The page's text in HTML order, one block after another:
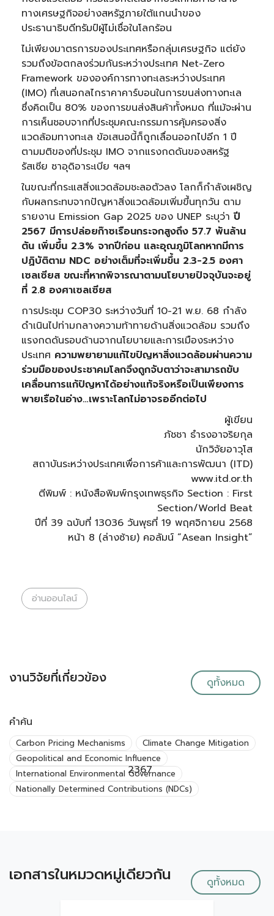
ทางเศรษฐกิจอย่างสหรัฐภายใต้แกนนำของ
ประธานาธิบดีทรัมป์ผู้ไม่เชื่อในโลกร้อน
ไม่เพียงมาตรการของประเทศหรือกลุ่มเศรษฐกิจ แต่ยัง
รวมถึงข้อตกลงร่วมกันระหว่างประเทศ Net-Zero
Framework ขององค์การทางทะเลระหว่างประเทศ
(IMO) ที่เสนอกลไกราคาคาร์บอนในการขนส่งทางทะเล
ซึ่งคิดเป็น 80% ของการขนส่งสินค้าทั้งหมด ที่แม้จะผ่าน
การเห็นชอบจากที่ประชุมคณะกรรมการคุ้มครองสิ่ง
แวดล้อมทางทะเล ข้อเสนอนี้ก็ถูกเลื่อนออกไปอีก 1 ปี
ตามมติของที่ประชุม IMO จากแรงกดดันของสหรัฐ
รัสเซีย ซาอุดิอาระเบีย ฯลฯ
ในขณะที่กระแสสิ่งแวดล้อมชะลอตัวลง โลกก็กำลังเผชิญ
กับผลกระทบจากปัญหาสิ่งแวดล้อมเพิ่มขึ้นทุกวัน ตาม
รายงาน Emission Gap 2025 ของ UNEP ระบุว่า ปี
2567 มีการปล่อยก๊าซเรือนกระจกสูงถึง 57.7 พันล้าน
ตัน เพิ่มขึ้น 2.3% จากปีก่อน และอุณภูมิโลกหากมีการ
ปฏิบัติตาม NDC อย่างเต็มที่จะเพิ่มขึ้น 2.3-2.5 องศา
เซลเซียส ขณะที่หากพิจารณาตามนโยบายปัจจุบันจะอยู่
ที่ 2.8 องศาเซลเซียส
การประชุม COP30 ระหว่างวันที่ 10-21 พ.ย. 68 กำลัง
ดำเนินไปท่ามกลางความท้าทายด้านสิ่งแวดล้อม รวมถึง
แรงกดดันรอบด้านจากนโยบายและการเมืองระหว่าง
ประเทศ ความพยายามแก้ไขปัญหาสิ่งแวดล้อมผ่านความ
ร่วมมือของประชาคมโลกจึงถูกจับตาว่าจะสามารถขับ
เคลื่อนการแก้ปัญหาได้อย่างแท้จริงหรือเป็นเพียงการ
พายเรือในอ่าง…เพราะโลกไม่อาจรออีกต่อไป
ผู้เขียน
ภัชชา ธำรงอาจริยกุล
นักวิจัยอาวุโส
สถาบันระหว่างประเทศเพื่อการค้าและการพัฒนา (ITD)
www.itd.or.th
ตีพิมพ์ : หนังสือพิมพ์กรุงเทพธุรกิจ Section : First
Section/World Beat
ปีที่ 39 ฉบับที่ 13036 วันพุธที่ 19 พฤศจิกายน 2568
หน้า 8 (ล่างซ้าย) คอลัมน์ “Asean Insight”
อ่านออนไลน์
งานวิจัยที่เกี่ยวข้อง ดูทั้งหมด
คำค้น
Carbon Pricing Mechanisms
Climate Change Mitigation
Geopolitical and Economic Influence
International Environmental Governance
Nationally Determined Contributions (NDCs)
2367
เอกสารในหมวดหมู่เดียวกัน ดูทั้งหมด